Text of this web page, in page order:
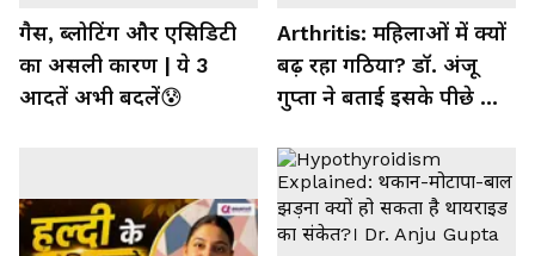
गैस, ब्लोटिंग और एसिडिटी
का असली कारण | ये 3
आदतें अभी बदलें😰
Arthritis: महिलाओं में क्यों
बढ़ रहा गठिया? डॉ. अंजू
गुप्ता ने बताई इसके पीछे की